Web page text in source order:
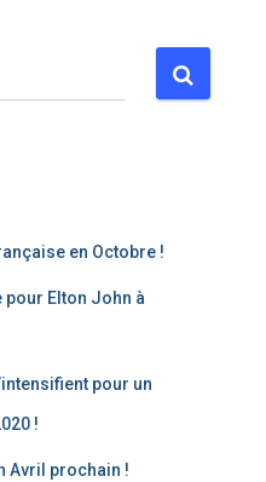
en Octobre !
Elton John à
pour un
!
Avril prochain !